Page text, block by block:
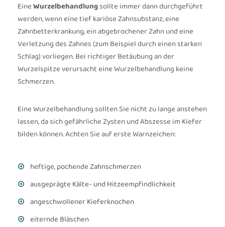
EineWurzelbehandlungsollte immer dann durchgeführt
werden, wenn eine tief kariöse Zahnsubstanz, eine
Zahnbetterkrankung, ein abgebrochener Zahn und eine
Verletzung des Zahnes (zum Beispiel durch einen starken
Schlag) vorliegen. Bei richtiger Betäubung an der
Wurzelspitze verursacht eine Wurzelbehandlung keine
Schmerzen.
Eine Wurzelbehandlung sollten Sie nicht zu lange anstehen
lassen, da sich gefährliche Zysten und Abszesse im Kiefer
bilden können. Achten Sie auf erste Warnzeichen:
heftige, pochende Zahnschmerzen
ausgeprägte Kälte- und Hitzeempfindlichkeit
angeschwollener Kieferknochen
eiternde Bläschen